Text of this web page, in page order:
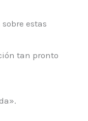
estas
tan pronto